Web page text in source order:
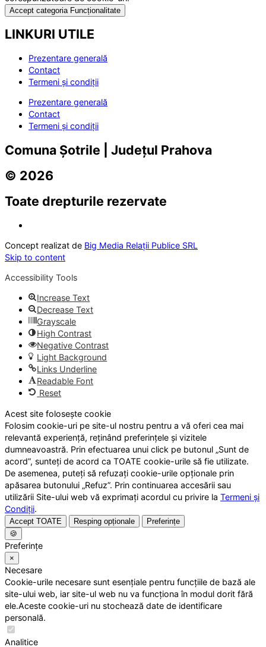
Accept categoria Funcționalitate
LINKURI UTILE
Prezentare generală
Contact
Termeni și condiții
Prezentare generală
Contact
Termeni și condiții
Comuna Șotrile | Județul Prahova
© 2026
Toate drepturile rezervate
Concept realizat de Big Media Relații Publice SRL
Skip to content
Accessibility Tools
Increase Text
Decrease Text
Grayscale
High Contrast
Negative Contrast
Light Background
Links Underline
Readable Font
Reset
Acest site folosește cookie
Folosim cookie-uri pe site-ul nostru pentru a vă oferi cea mai
relevantă experiență, reținând preferințele și vizitele
dumneavoastră. Prin efectuarea unui click pe butonul „Sunt de
acord”, sunteți de acord ca TOATE cookie-urile să fie utilizate.
De asemenea, puteți să refuzați cookie-urile opționale prin
apăsarea butonului „Refuz”. Prin continuarea accesării sau
utilizării Site-ului web vă exprimați acordul cu privire la Termeni și
Condiții.
Accept TOATE Resping opționale
Preferințe
🍪
Preferințe
×
Necesare
Cookie-urile necesare sunt esențiale pentru funcțiile de bază ale
site-ului web, iar site-ul web nu va funcționa în modul dorit fără
ele.Aceste cookie-uri nu stochează date de identificare
personală.
Analitice